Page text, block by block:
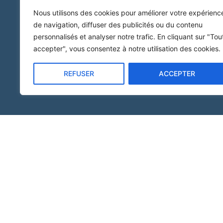
Nous utilisons des cookies pour améliorer votre
de navigation, diffuser des publicités ou du contenu
personnalisés et analyser notre trafic. En cliquant sur
accepter", vous consentez à notre utilisation des cookies.
REFUSER ACCEPTER